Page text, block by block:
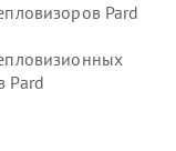
Pard
Pard